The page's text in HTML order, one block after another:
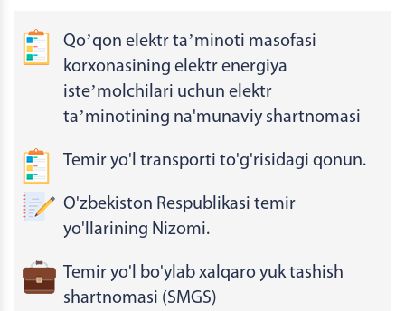
Qoʼqon elektr taʼminoti masofasi
korxonasining elektr energiya
isteʼmolchilari uchun elektr
taʼminotining na'munaviy shartnomasi
Temir yo'l transporti to'g'risidagi qonun.
O'zbekiston Respublikasi temir
yo'llarining Nizomi.
Temir yo'l bo'ylab xalqaro yuk tashish
shartnomasi (SMGS)